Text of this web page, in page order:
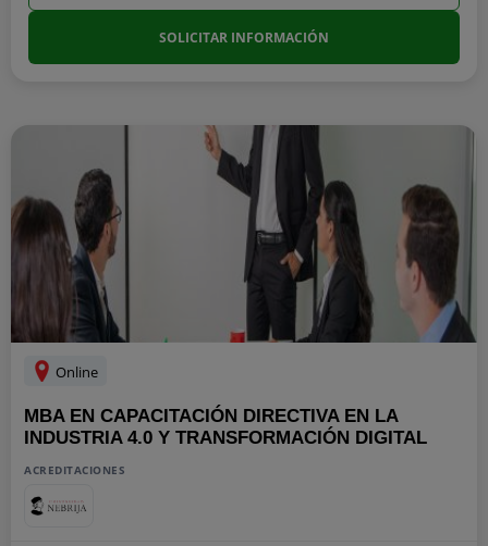
SOLICITAR INFORMACIÓN
Online
MBA EN CAPACITACIÓN DIRECTIVA EN LA
INDUSTRIA 4.0 Y TRANSFORMACIÓN DIGITAL
ACREDITACIONES